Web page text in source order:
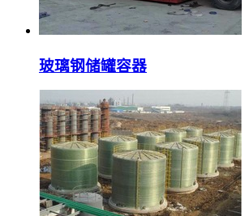
玻璃钢储罐容器